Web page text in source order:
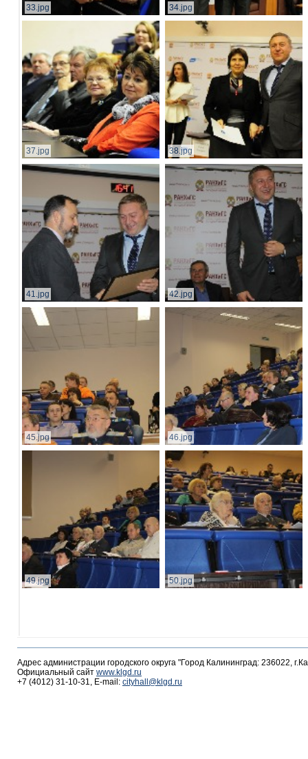
33.jpg 34.jpg
37.jpg 38.jpg
41.jpg 42.jpg
45.jpg 46.jpg
49.jpg 50.jpg
Адрес администрации городского округа "Город Калининград: 236022,
Официальный сайт www.klgd.ru
+7 (4012) 31-10-31, E-mail: cityhall@klgd.ru